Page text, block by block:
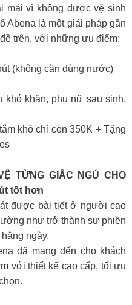
mái vì không được vệ sinh
Abena là một giải pháp gần
trên, với những ưu điểm:
(không cần dùng nước)
khăn, phụ nữ sau sinh,
khô chỉ còn 350K + Tặng
TỪNG GIẤC NGỦ CHO
tốt hơn
được bài tiết ở người cao
như trở thành sự phiền
ngày.
đã mang đến cho khách
với thiết kế cao cấp, tối ưu